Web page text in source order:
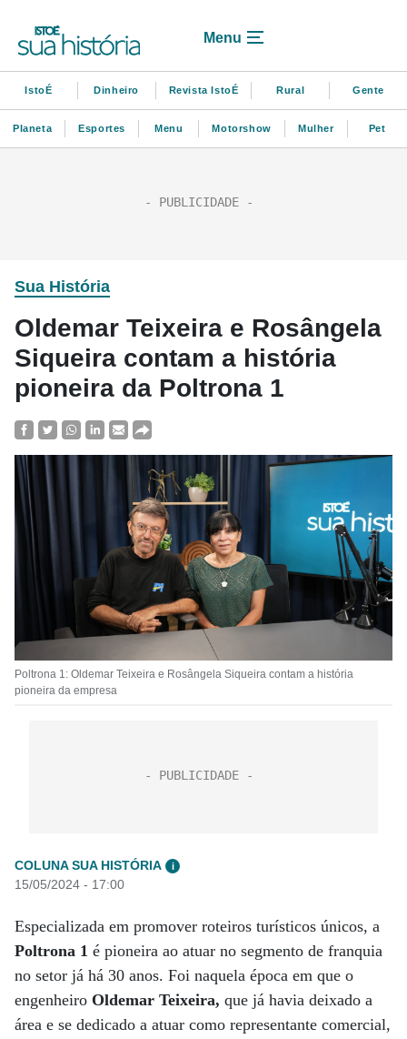
Menu
IstoÉ Dinheiro Revista IstoÉ Rural Gente
Planeta Esportes Menu Motorshow Mulher Pet
Sua História
Oldemar Teixeira e Rosângela
Siqueira contam a história
pioneira da Poltrona 1
Poltrona 1: Oldemar Teixeira e Rosângela Siqueira contam a história
pioneira da empresa
COLUNA SUA HISTÓRIA i
15/05/2024 - 17:00
Especializada em promover roteiros turísticos únicos, a
Poltrona 1 é pioneira ao atuar no segmento de franquia
no setor já há 30 anos. Foi naquela época em que o
engenheiro Oldemar Teixeira, que já havia deixado a
área e se dedicado a atuar como representante comercial,